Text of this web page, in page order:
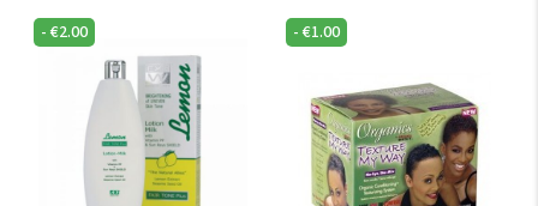
100gr
aantal
Lotion
355
aantal
-€2.00 -€1.00